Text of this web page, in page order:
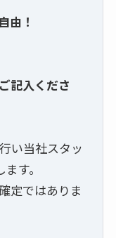
由！
記入くださ
い当社スタッ
す。
定ではありま